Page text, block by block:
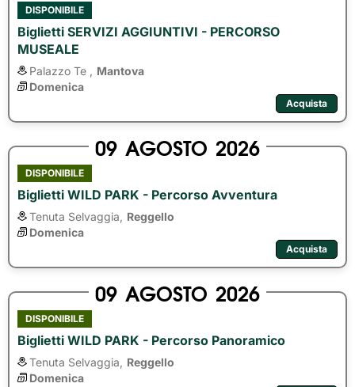
DISPONIBILE
Biglietti SERVIZI AGGIUNTIVI - PERCORSO
MUSEALE
Palazzo Te ,
Mantova
Domenica
Acquista
09 AGOSTO 2026
DISPONIBILE
Biglietti WILD PARK - Percorso Avventura
Tenuta Selvaggia,
Reggello
Domenica
Acquista
09 AGOSTO 2026
DISPONIBILE
Biglietti WILD PARK - Percorso Panoramico
Tenuta Selvaggia,
Reggello
Domenica